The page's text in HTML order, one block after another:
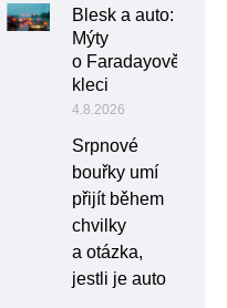
Blesk a auto:
Mýty
o Faradayově
kleci
4.8.2026
Srpnové
bouřky umí
přijít během
chvilky
a otázka,
jestli je auto